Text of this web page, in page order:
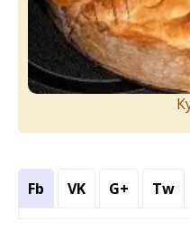
Fb VK G+ Tw